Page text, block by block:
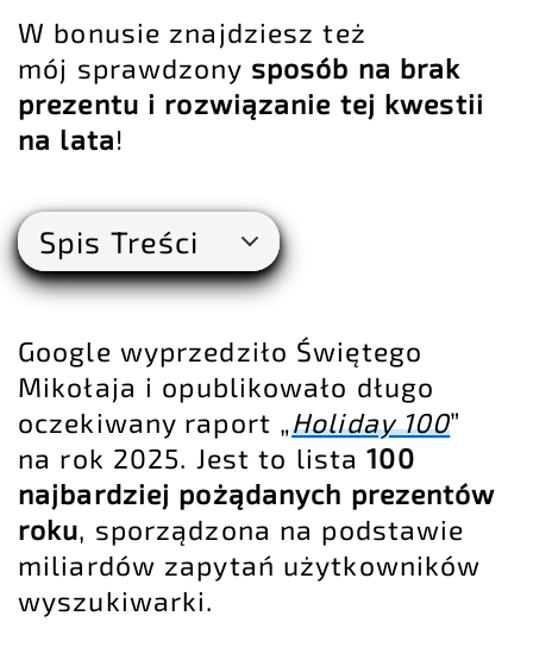
W bonusie znajdziesz też
mój sprawdzony sposób na brak
prezentu i rozwiązanie tej kwestii
na lata!
Spis Treści
Google wyprzedziło Świętego
Mikołaja i opublikowało długo
oczekiwany raport „Holiday 100”
na rok 2025. Jest to lista100
najbardziej pożądanych prezentów
roku, sporządzona na podstawie
miliardów zapytań użytkowników
wyszukiwarki.